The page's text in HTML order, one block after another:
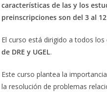
características de las y los
preinscripciones son del 3 al
El curso está dirigido a todos los
de DRE y UGEL.
Este curso plantea la
la resolución de problemas